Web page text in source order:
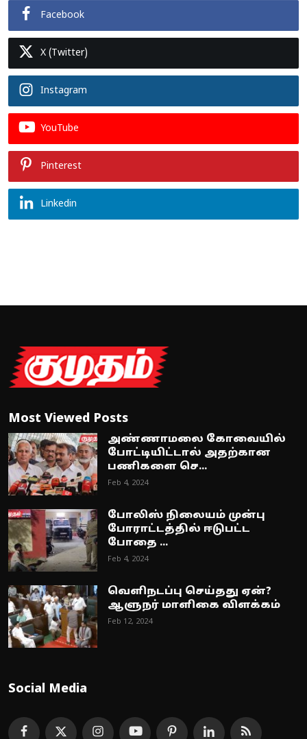
Facebook
X (Twitter)
Instagram
YouTube
Pinterest
Linkedin
Most Viewed Posts
அண்ணாமலை கோவையில்
போட்டியிட்டால் அதற்கான
பணிகளை செ...
Feb 4, 2024
போலிஸ் நிலையம் முன்பு
போராட்டத்தில் ஈடுபட்ட
போதை ...
Feb 4, 2024
வெளிநடப்பு செய்தது ஏன்?
ஆளுநர் மாளிகை விளக்கம்
Feb 12, 2024
Social Media